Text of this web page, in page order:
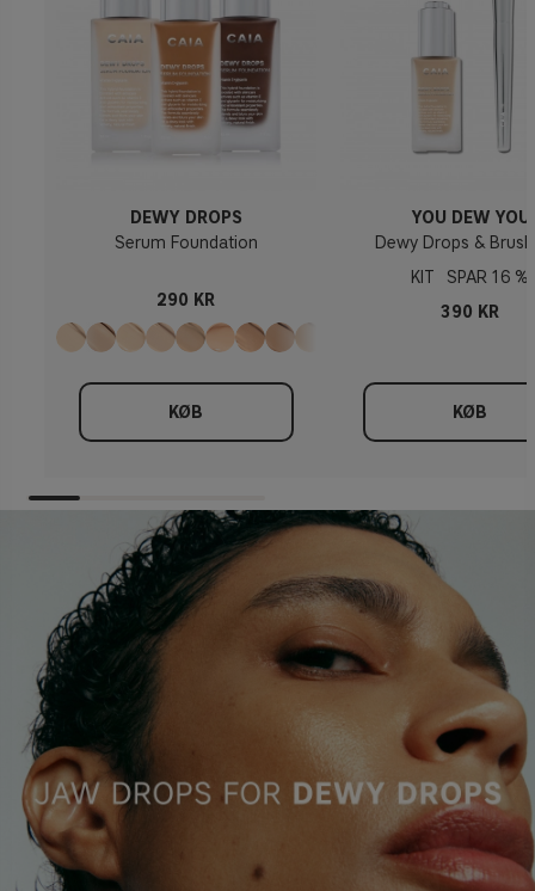
DEWY DROPS
Serum Foundation
290 KR
KØB
YOU DEW YOU
Dewy Drops &
KIT
16 %
390 KR
KØB